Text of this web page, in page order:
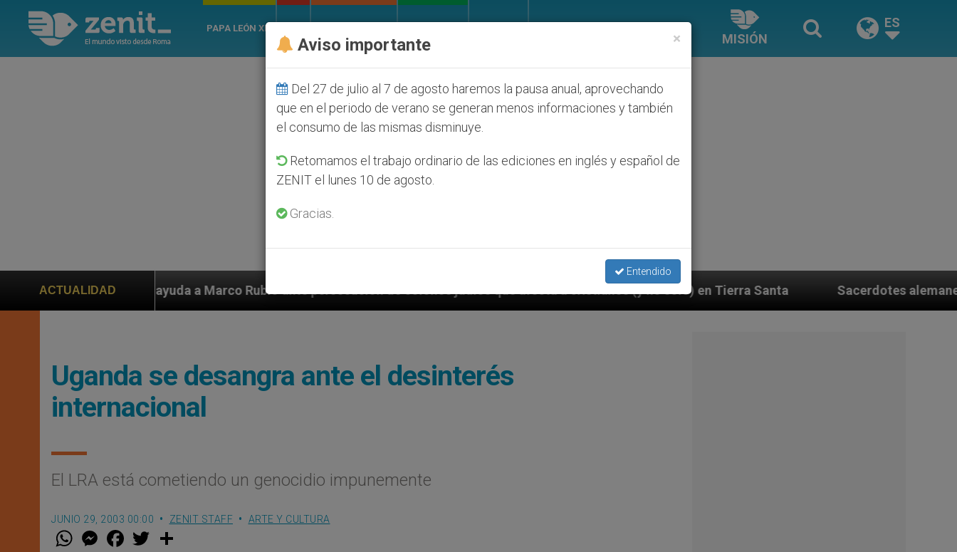
PAPA LEÓN XIV
MISIÓN
ES
ACTUALIDAD
ayuda a Marco Rubio ante persecución de colonos judíos que afecta a cristianos (y no sólo) en Tierra Santa Sacerdotes alemanes fieles al Papa
Uganda se desangra ante el desinterés
internacional
El LRA está cometiendo un genocidio impunemente
JUNIO 29, 2003 00:00 ZENIT STAFF ARTE Y CULTURA
W M
e
F
a w
×
Aviso importante
Del 27 de julio al 7 de agosto haremos la pausa anual, aprovechando
que en el periodo de verano se generan menos informaciones y también
el consumo de las mismas disminuye.
Retomamos el trabajo ordinario de las ediciones en inglés y español de
ZENIT el lunes 10 de agosto.
Gracias.
Entendido